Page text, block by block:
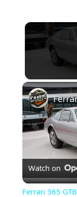
Watch on
Ferrari 365